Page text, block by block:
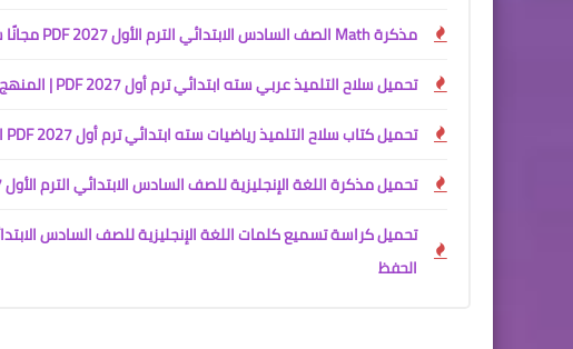
مذكرة Math الصف السادس الابتدائي الترم الأول 2027 PDF مجانًا شرح المنهج الجديد مع تدريبات مستر محمود محب
تحميل سلاح التلميذ عربي سته ابتدائي ترم أول 2027 PDF | المنهج الجديد
تحميل كتاب سلاح التلميذ رياضيات سته ابتدائي ترم أول 2027 PDF المنهج الجديد | النسخة الكاملة مجانًا
تحميل مذكرة اللغة الإنجليزية للصف السادس الابتدائي الترم الأول 2027 PDF | شرح المنهج كامل للأستاذ أحمد حافظ
الحفظ